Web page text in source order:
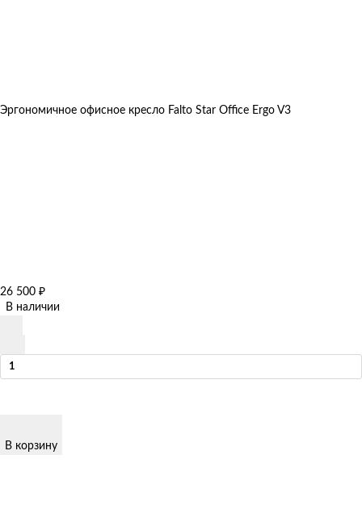
Эргономичное офисное кресло Falto Star Office Ergo V3
26 500 ₽
В наличии
В корзину